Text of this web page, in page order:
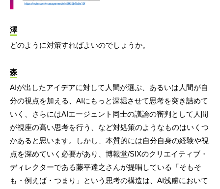
澤
どのように対策すればよいのでしょうか。
森
AIが出したアイデアに対して人間が選ぶ、あるいは人間が自
分の視点を加える、AIにもっと深堀させて思考を突き詰めて
いく、さらにはAIエージェント同士の議論の審判として人間
が視座の高い思考を行う、など対処策のようなものはいくつ
かあると思います。しかし、本質的には自分自身の経験や視
点を深めていく必要があり、博報堂/SIXのクリエイティブ・
ディレクターである藤平達之さんが提唱している「そもそ
も・例えば・つまり」という思考の構造は、AI浅慮において